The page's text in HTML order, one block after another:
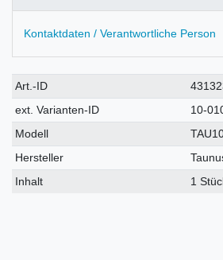
Kontaktdaten / Verantwortliche Person
Technisches
Merkmal
Wert
Art.-ID
ext. Varianten-ID
10-
Modell
Hersteller
Inhalt
1